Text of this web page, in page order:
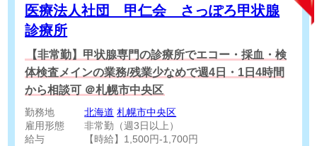
医療法人社団 甲仁会 さっぽろ甲状腺
診療所
【非常勤】甲状腺専門の診療所でエコー・採血・検
体検査メインの業務/残業少なめで週4日・1日4時間
から相談可 ＠札幌市中央区
勤務地 北海道 札幌市中央区
雇用形態
非常勤（週3日以上）
給与
【時給】1,500円-1,700円